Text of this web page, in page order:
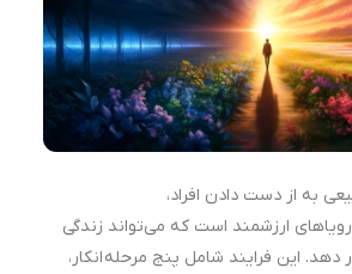
به از دست دادن افراد،
ارزشمند است که می‌تواند زندگی
دهد. این فرایند شامل پنج مرحله انکار،